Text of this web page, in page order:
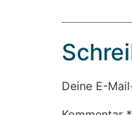
Deine E-